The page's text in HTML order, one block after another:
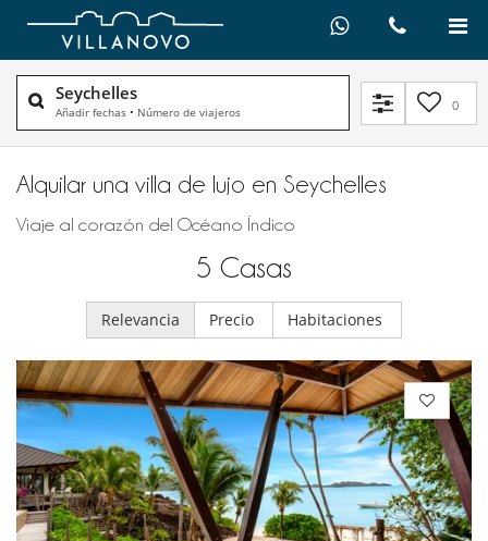
Seychelles
Añadir fechas • Número de viajeros 0
Alquilar una villa de lujo en Seychelles
Viaje al corazón del Océano Índico
5 Casas
Relevancia Precio Habitaciones